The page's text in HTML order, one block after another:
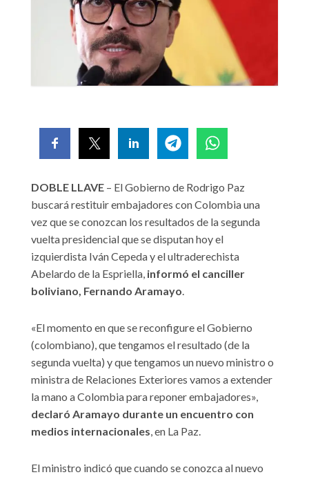
DOBLE LLAVE – El Gobierno de Rodrigo Paz
buscará restituir embajadores con Colombia una
vez que se conozcan los resultados de la segunda
vuelta presidencial que se disputan hoy el
izquierdista Iván Cepeda y el ultraderechista
Abelardo de la Espriella, informó el canciller
boliviano, Fernando Aramayo
«El momento en que se reconfigure el Gobierno
(colombiano), que tengamos el resultado (de la
segunda vuelta) y que tengamos un nuevo ministro o
ministra de Relaciones Exteriores vamos a extender
la mano a Colombia para reponer embajadores»,
declaró Aramayo durante un encuentro con
medios internacionales , en La Paz.
El ministro indicó que cuando se conozca al nuevo